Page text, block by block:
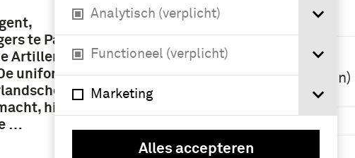
Analytisch (verplicht)
Functioneel (verplicht)
Marketing
Alles accepteren
Namen /
instellingen
Koninklijke
Landmacht
(1813/1814-heden)
Koninklijk
te Paard
Artillerie,
uniformen
hier te
…